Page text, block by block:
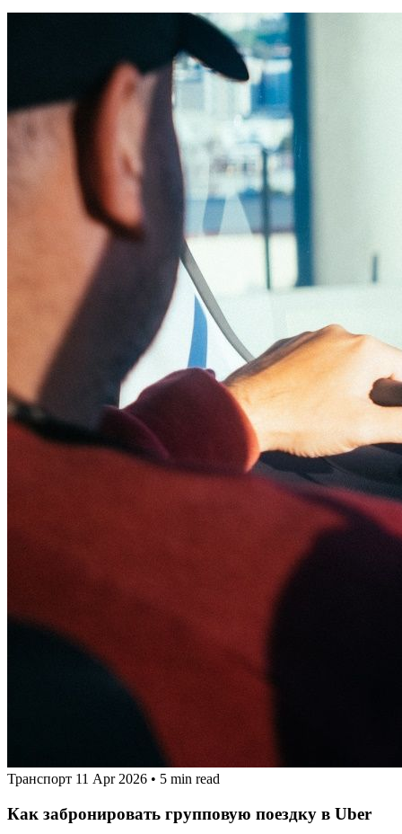
Транспорт 11 Apr 2026 • 5 min read
Как забронировать групповую поездку в Uber